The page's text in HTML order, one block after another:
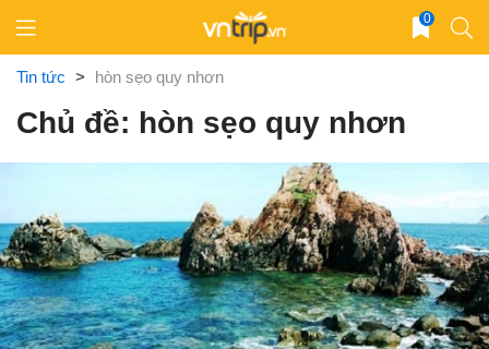
content
0
Tin tức > hòn sẹo quy nhơn
Chủ đề: hòn sẹo quy nhơn